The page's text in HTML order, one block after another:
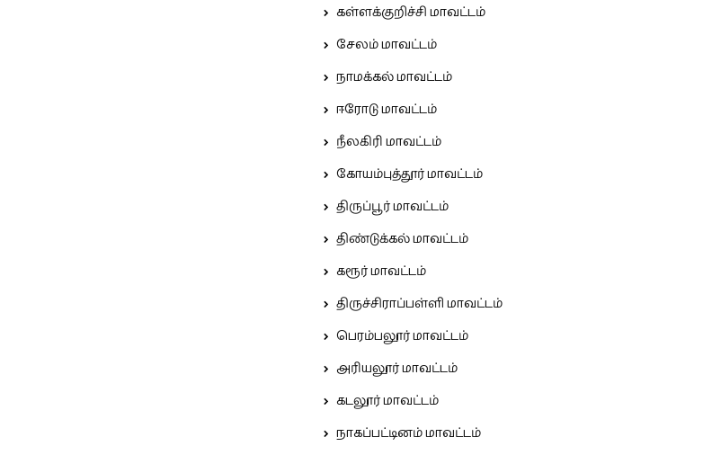
கள்ளக்குறிச்சி மாவட்டம்
சேலம் மாவட்டம்
நாமக்கல் மாவட்டம்
ஈரோடு மாவட்டம்
நீலகிரி மாவட்டம்
கோயம்புத்தூர் மாவட்டம்
திருப்பூர் மாவட்டம்
திண்டுக்கல் மாவட்டம்
கரூர் மாவட்டம்
திருச்சிராப்பள்ளி மாவட்டம்
பெரம்பலூர் மாவட்டம்
அரியலூர் மாவட்டம்
கடலூர் மாவட்டம்
நாகப்பட்டினம் மாவட்டம்